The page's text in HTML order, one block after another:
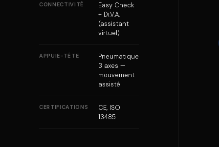
CONNECTIVITÉ
Easy Check
+ Di.V.A.
(assistant
virtuel)
APPUIE-TÊTE
Pneumatique
3 axes —
mouvement
assisté
CERTIFICATIONS
CE, ISO
13485